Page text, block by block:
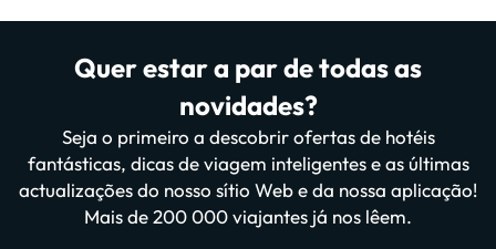
Quer estar a par de todas as
novidades?
Seja o primeiro a descobrir ofertas de hotéis
fantásticas, dicas de viagem inteligentes e as últimas
actualizações do nosso sítio Web e da nossa aplicação!
Mais de 200 000 viajantes já nos lêem.